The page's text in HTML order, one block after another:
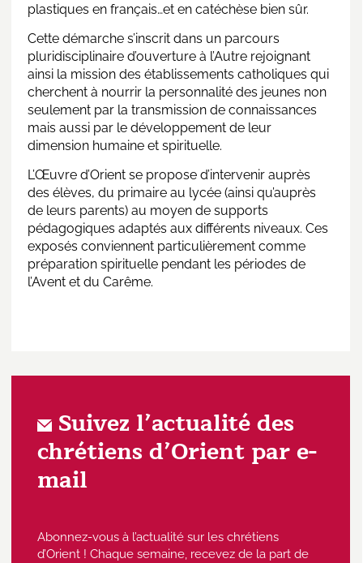
plastiques en français…et en catéchèse bien sûr.
Cette démarche s’inscrit dans un parcours
pluridisciplinaire d’ouverture à l’Autre rejoignant
ainsi la mission des établissements catholiques qui
cherchent à nourrir la personnalité des jeunes non
seulement par la transmission de connaissances
mais aussi par le développement de leur
dimension humaine et spirituelle.
L’Œuvre d’Orient se propose d’intervenir auprès
des élèves, du primaire au lycée (ainsi qu’auprès
de leurs parents) au moyen de supports
pédagogiques adaptés aux différents niveaux. Ces
exposés conviennent particulièrement comme
préparation spirituelle pendant les périodes de
l’Avent et du Carême.
Suivez l’actualité des
chrétiens d’Orient par e-
mail
Abonnez-vous à l’actualité sur les chrétiens
d’Orient ! Chaque semaine, recevez de la part de